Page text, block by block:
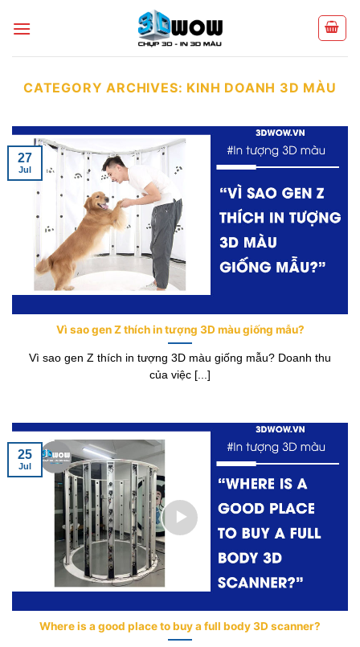
CATEGORY ARCHIVES: KINH DOANH 3D MÀU
Vì sao gen Z thích in tượng 3D màu giống mẫu?
Vì sao gen Z thích in tượng 3D màu giống mẫu? Doanh thu
của việc [...]
27
Jul
Where is a good place to buy a full body 3D scanner?
25
Jul